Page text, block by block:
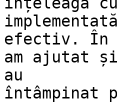
implementată
efectiv. În
am ajutat
au
întâmpinat